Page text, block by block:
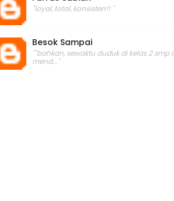
"loyal, total, konsisten!! "
Besok Sampai
""bahkan, sewaktu duduk di kelas 2 smp
mend..."